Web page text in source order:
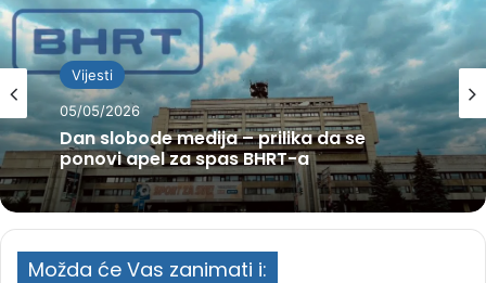
Vijesti
05/05/2026
Dan slobode medija – prilika da se
ponovi apel za spas BHRT-a
Možda će Vas zanimati i: